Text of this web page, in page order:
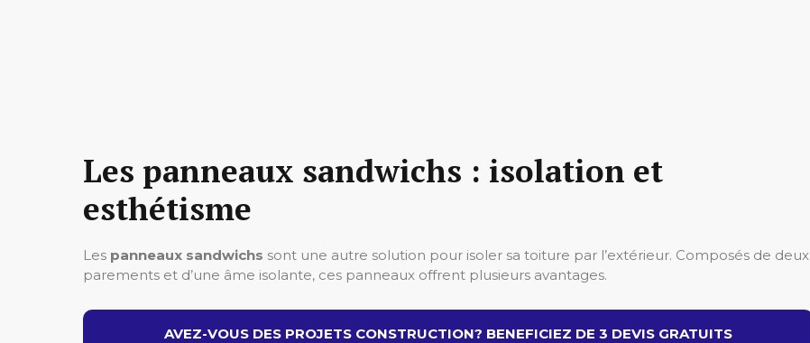
Les panneaux sandwichs : isolation et
esthétisme
Les panneaux sandwichs sont une autre solution pour isoler sa toiture par l’extérieur. Composés de deux
parements et d’une âme isolante, ces panneaux offrent plusieurs avantages.
AVEZ-VOUS DES PROJETS CONSTRUCTION? BENEFICIEZ DE 3 DEVIS GRATUITS